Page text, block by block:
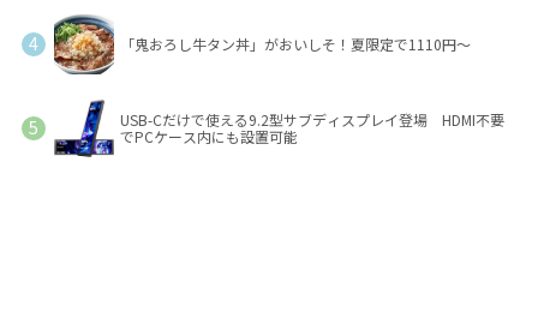
「鬼おろし牛タン丼」がおいしそ！夏限定で1110円～
USB-Cだけで使える9.2型サブディスプレイ登場 HDMI不要
でPCケース内にも設置可能